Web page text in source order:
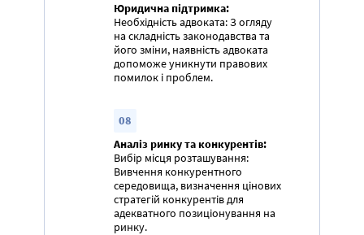
Юридична підтримка:
Необхідність адвоката: З огляду
на складність законодавства та
його зміни, наявність адвоката
допоможе уникнути правових
помилок і проблем.
08
Аналіз ринку та конкурентів:
Вибір місця розташування:
Вивчення конкурентного
середовища, визначення цінових
стратегій конкурентів для
адекватного позиціонування на
ринку.